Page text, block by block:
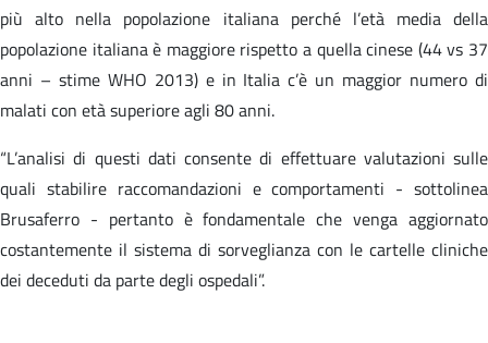
più alto nella popolazione italiana perché l’età media della
popolazione italiana è maggiore rispetto a quella cinese (44 vs 37
anni – stime WHO 2013) e in Italia c’è un maggior numero di
malati con età superiore agli 80 anni.
“L’analisi di questi dati consente di effettuare valutazioni sulle
quali stabilire raccomandazioni e comportamenti - sottolinea
Brusaferro - pertanto è fondamentale che venga aggiornato
costantemente il sistema di sorveglianza con le cartelle cliniche
dei deceduti da parte degli ospedali”.